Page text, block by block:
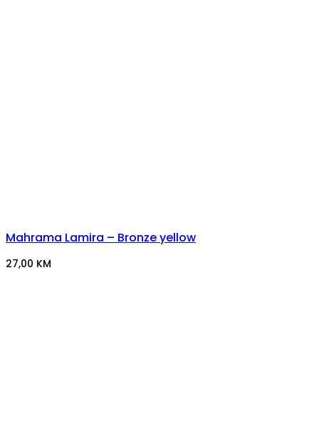
Mahrama Lamira – Bronze yellow
27,00 KM